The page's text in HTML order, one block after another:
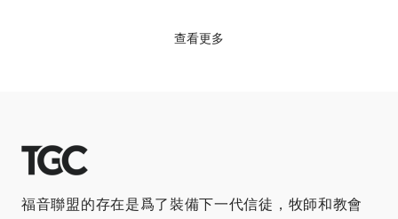
查看更多
福音聯盟的存在是爲了裝備下一代信徒，牧師和教會